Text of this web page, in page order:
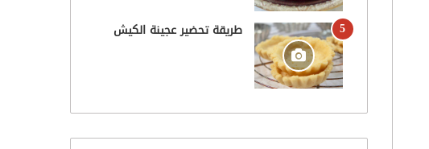
طريقة تحضير عجينة الكيش